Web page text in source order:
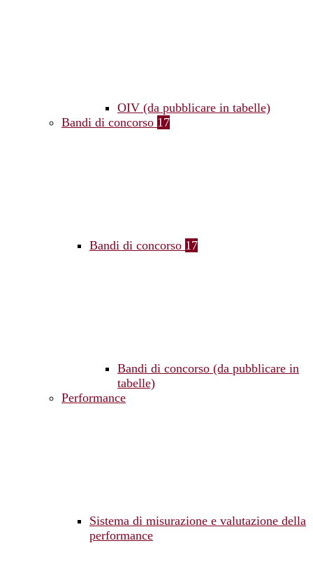
OIV (da pubblicare in tabelle)
Bandi di concorso 17
Bandi di concorso 17
Bandi di concorso (da pubblicare in
tabelle)
Performance
Sistema di misurazione e valutazione della
performance